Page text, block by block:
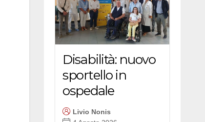
Disabilità: nuovo
sportello in
ospedale
Livio Nonis